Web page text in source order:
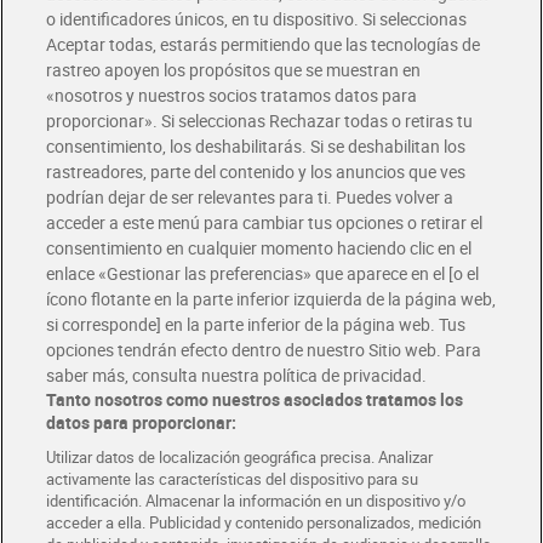
Envío gratis por compras superiores a 100€
Envío estandar por 4,99€
Glovo y Uber Eats
Solicita tu factura de Glovo o Uber Eats
Únete al CLUB Dia
Disfruta las ventajas y ofertas exclusivas.
Descárgate la APP Dia
Folletos y Tiendas
Descubre las mejores ofertas y busca tu tienda más cercana
Tarjeta MaX Dia
Te devuelve hasta 8€/mes de tus compras.
¡Solicita tu tarjeta de crédito aquí!
COMER MEJOR CADA DIA
COLABORA CON DIA ABRE TU TIENDA DIA CORPORATE
o identificadores únicos, en tu dispositivo. Si seleccionas
Aceptar todas, estarás permitiendo que las tecnologías de
rastreo apoyen los propósitos que se muestran en
«nosotros y nuestros socios tratamos datos para
proporcionar». Si seleccionas Rechazar todas o retiras tu
consentimiento, los deshabilitarás. Si se deshabilitan los
rastreadores, parte del contenido y los anuncios que ves
podrían dejar de ser relevantes para ti. Puedes volver a
acceder a este menú para cambiar tus opciones o retirar el
consentimiento en cualquier momento haciendo clic en el
enlace «Gestionar las preferencias» que aparece en el [o el
ícono flotante en la parte inferior izquierda de la página web,
si corresponde] en la parte inferior de la página web. Tus
opciones tendrán efecto dentro de nuestro Sitio web. Para
saber más, consulta nuestra política de privacidad.
Tanto nosotros como nuestros asociados tratamos los
datos para proporcionar:
Utilizar datos de localización geográfica precisa. Analizar
activamente las características del dispositivo para su
identificación. Almacenar la información en un dispositivo y/o
acceder a ella. Publicidad y contenido personalizados, medición